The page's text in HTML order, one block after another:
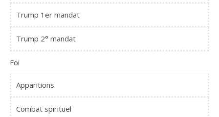
Trump 1er mandat
Trump 2° mandat
Foi
Apparitions
Combat spirituel